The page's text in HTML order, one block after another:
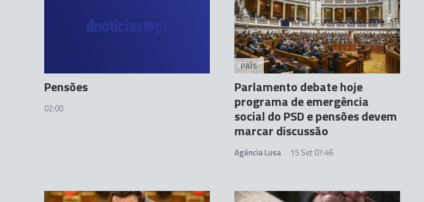
Pensões
02:00
PAÍS
Parlamento debate hoje
programa de emergência
social do PSD e pensões devem
marcar discussão
Agência Lusa 15 Set 07:46